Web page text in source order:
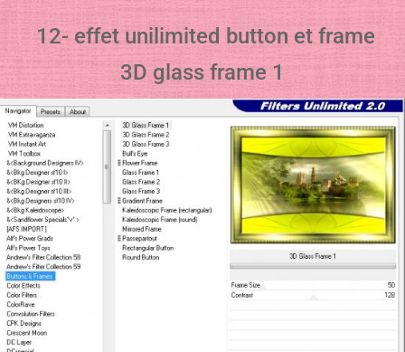
12- effet unilimited button et frame
3D glass frame 1